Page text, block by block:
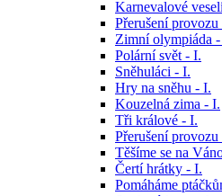
Karnevalové
Přerušení provozu
Zimní olympiáda
Polární svět - I.
Sněhuláci - I.
Hry na sněhu - I.
Kouzelná zima - I.
Tři králové - I.
Přerušení provozu
Těšíme se na
Čertí hrátky - I.
Pomáháme